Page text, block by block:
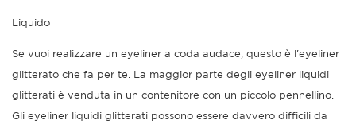
Liquido
Se vuoi realizzare un eyeliner a coda audace, questo è l'eyeliner
glitterato che fa per te. La maggior parte degli eyeliner liquidi
glitterati è venduta in un contenitore con un piccolo pennellino.
Gli eyeliner liquidi glitterati possono essere davvero difficili da